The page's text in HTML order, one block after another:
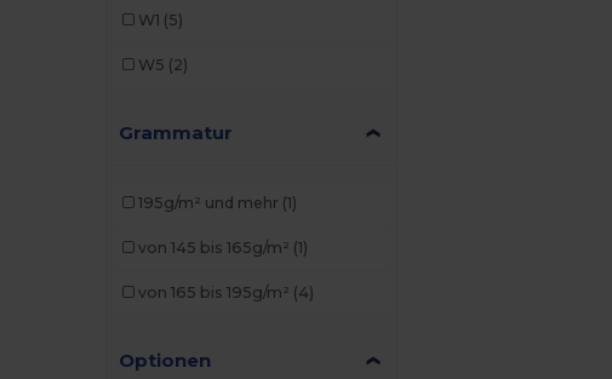
W1 (5)
W5 (2)
Grammatur
195g/m² und mehr (1)
von 145 bis 165g/m² (1)
von 165 bis 195g/m² (4)
Optionen